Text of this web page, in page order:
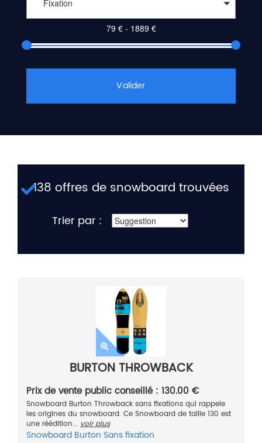
Fixation
Valider
138 offres de snowboard trouvées
Trier par :
BURTON THROWBACK
Prix de vente public conseillé : 130.00 €
Snowboard Burton Throwback sans fixations qui rappele
les origines du snowboard. Ce Snowboard de taille 130 est
une réédition... voir plus
Snowboard Burton Sans fixation